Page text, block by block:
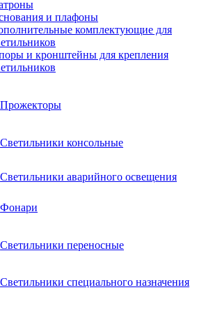
и плафоны
комплектующие для
и кронштейны для крепления
Прожекторы
Светильники консольные
Светильники аварийного освещения
Фонари
Светильники переносные
Светильники специального назначения